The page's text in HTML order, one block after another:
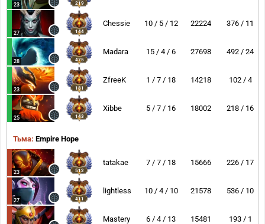
23 219
27 144
Chessie 10 / 5 / 12 22224 376 / 11
28 475
Madara 15 / 4 / 6 27698 492 / 24
23 181
ZfreeK 1 / 7 / 18 14218 102 / 4
25 143
Xibbe 5 / 7 / 16 18002 218 / 16
Тьма: Empire Hope
23 512
tatakae 7 / 7 / 18 15666 226 / 17
27 411
lightless 10 / 4 / 10 21578 536 / 10
Mastery 6 / 4 / 13 15481 193 / 1